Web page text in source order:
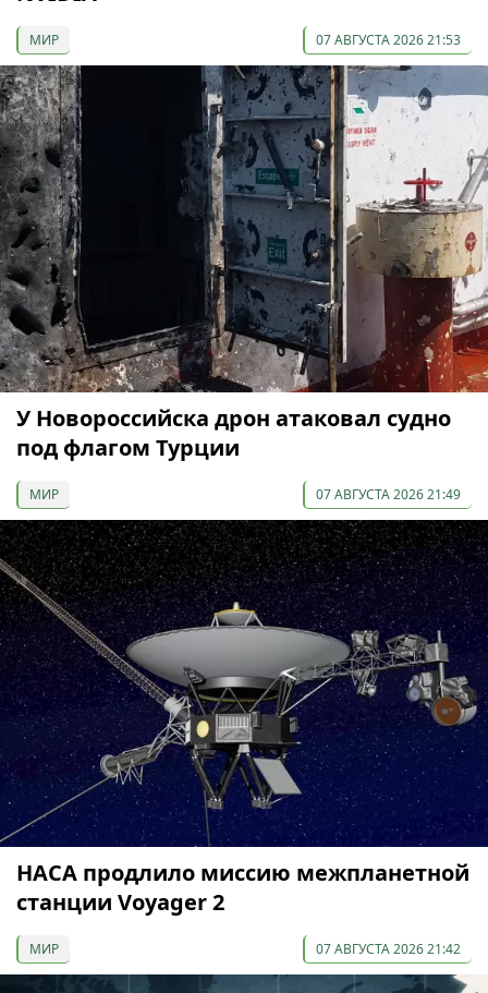
МИР 07 АВГУСТА 2026 21:53
У Новороссийска дрон атаковал судно
под флагом Турции
МИР 07 АВГУСТА 2026 21:49
НАСА продлило миссию межпланетной
станции Voyager 2
МИР 07 АВГУСТА 2026 21:42